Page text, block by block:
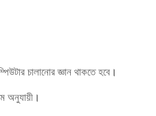
চালানোর জ্ঞান থাকতে হবে।
অনুযায়ী।